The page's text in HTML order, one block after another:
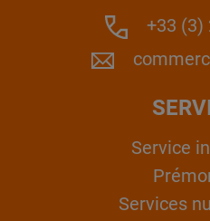
+33 (3)
Service
Services